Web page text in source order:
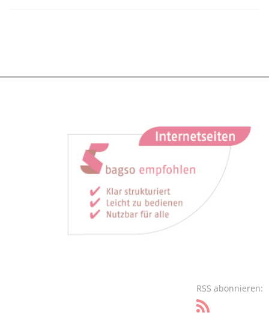
RSS abonnieren: